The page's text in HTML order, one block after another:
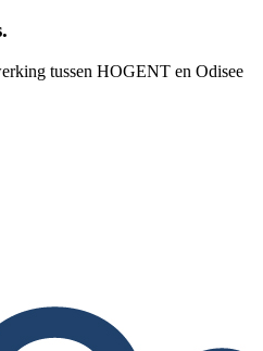
tussen HOGENT en Odisee